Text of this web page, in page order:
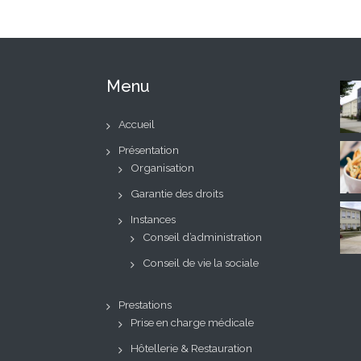
Menu
Accueil
Présentation
Organisation
Garantie des droits
Instances
Conseil d’administration
Conseil de vie la sociale
Prestations
Prise en charge médicale
Hôtellerie & Restauration